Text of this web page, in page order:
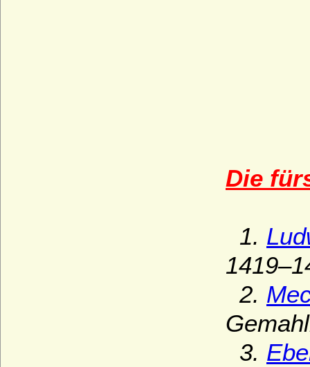
Die
1.
2.
3.